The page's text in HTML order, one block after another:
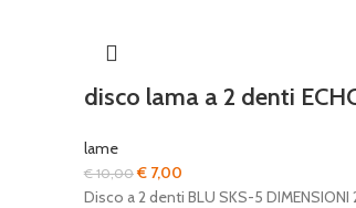
disco lama a 2 denti
lame
€10,00Il
prezzo
€ 7,00
prezzo
Disco a 2 denti BLU SKS-5 DIMENSIONI